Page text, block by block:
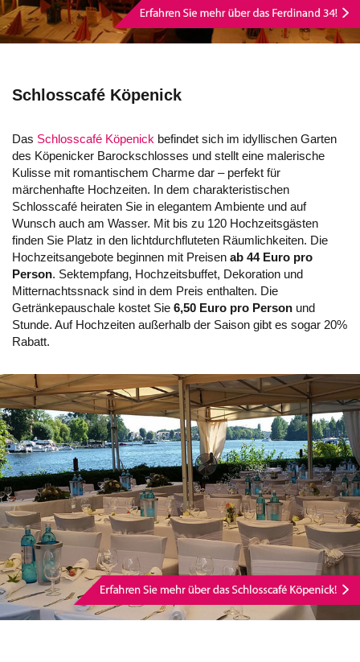
Schlosscafé Köpenick
Das Schlosscafé Köpenick befindet sich im idyllischen Garten
des Köpenicker Barockschlosses und stellt eine malerische
Kulisse mit romantischem Charme dar – perfekt für
märchenhafte Hochzeiten. In dem charakteristischen
Schlosscafé heiraten Sie in elegantem Ambiente und auf
Wunsch auch am Wasser. Mit bis zu 120 Hochzeitsgästen
finden Sie Platz in den lichtdurchfluteten Räumlichkeiten. Die
Hochzeitsangebote beginnen mit Preisen ab 44 Euro pro
Person. Sektempfang, Hochzeitsbuffet, Dekoration und
Mitternachtssnack sind in dem Preis enthalten. Die
Getränkepauschale kostet Sie 6,50 Euro pro Person und
Stunde. Auf Hochzeiten außerhalb der Saison gibt es sogar 20%
Rabatt.